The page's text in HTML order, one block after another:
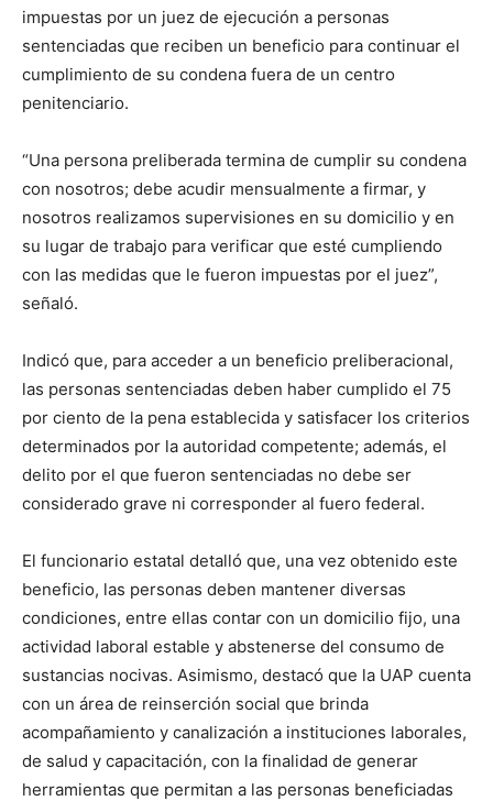
impuestas por un juez de ejecución a personas
sentenciadas que reciben un beneficio para continuar el
cumplimiento de su condena fuera de un centro
penitenciario.
“Una persona preliberada termina de cumplir su condena
con nosotros; debe acudir mensualmente a firmar, y
nosotros realizamos supervisiones en su domicilio y en
su lugar de trabajo para verificar que esté cumpliendo
con las medidas que le fueron impuestas por el juez”,
señaló.
Indicó que, para acceder a un beneficio preliberacional,
las personas sentenciadas deben haber cumplido el 75
por ciento de la pena establecida y satisfacer los criterios
determinados por la autoridad competente; además, el
delito por el que fueron sentenciadas no debe ser
considerado grave ni corresponder al fuero federal.
El funcionario estatal detalló que, una vez obtenido este
beneficio, las personas deben mantener diversas
condiciones, entre ellas contar con un domicilio fijo, una
actividad laboral estable y abstenerse del consumo de
sustancias nocivas. Asimismo, destacó que la UAP cuenta
con un área de reinserción social que brinda
acompañamiento y canalización a instituciones laborales,
de salud y capacitación, con la finalidad de generar
herramientas que permitan a las personas beneficiadas